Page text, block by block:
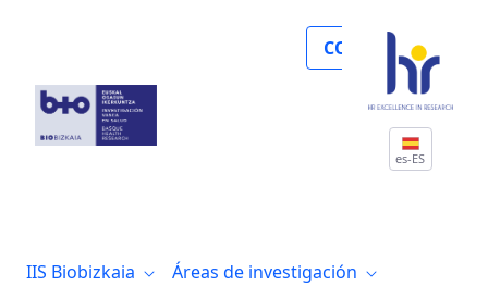
COLABORA
es-ES
IIS Biobizkaia
Áreas de investigación